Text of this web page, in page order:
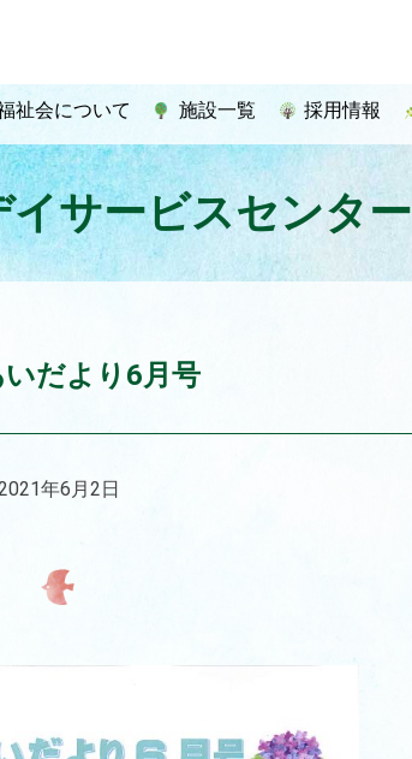
祉会について 施設一覧 採用情報
サービスセンター
だより6月号
年6月2日